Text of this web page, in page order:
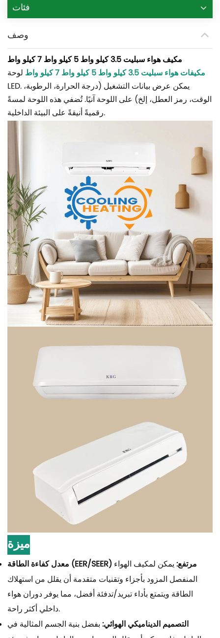
فئات
وصف
مكيف هواء سبليت 3.5 كيلو واط 5 كيلو واط 7 كيلو واط
مكيفات هواء سبليت 3.5 كيلو واط 5 كيلو واط 7 كيلو واط
لوحة
LED. يمكن عرض بيانات التشغيل (درجة الحرارة، الرطوبة،
الوقت، رمز العطل، إلخ) على اللوحة آنيًا. تُضفي هذه اللوحة لمسةً
رقميةً أنيقةً على البيئة الداخلية.
ميزة
معدل كفاءة الطاقة (EER/SEER) مرتفع:يمكن لمكيف الهواء
المنفصل المزود بأجزاء وتقنيات متقدمة أن يقلل من استهلاك
الطاقة ويتمتع بأداء تبريد/تدفئة أفضل، مما يوفر دوران هواء
داخلي أكثر راحة.
التصميم الديناميكي الهوائي:بفضل بنية الجسم المثالية في